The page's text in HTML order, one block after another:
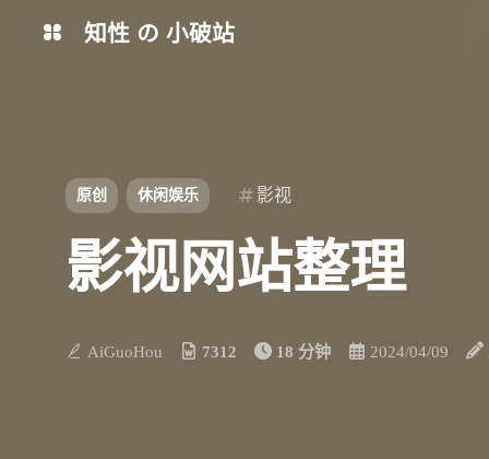
Sink HQ-ICON
Random Img ImgBed
知性 の 小破站
原创 休闲娱乐 影视
影视网站整理
AiGuoHou 7312 18 分钟 2024/04/09